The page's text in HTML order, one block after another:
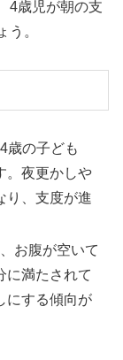
4歳児が朝の支
う。
歳の子ども
。夜更かしや
り、支度が進
お腹が空いて
に満たされて
にする傾向が